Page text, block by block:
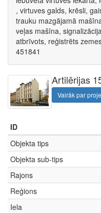
, virtuves galds, krēsli,
trauku mazgājamā
veļas mašīna,
atbrīvots, reģistrēts
451841
Artilērijas
Vairāk par
ID
Objekta tips
Objekta sub-tips
Rajons
Reģions
Iela